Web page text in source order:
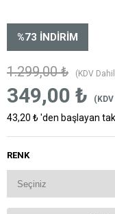
%73 İNDIRIM
1.299,00 ₺ (KDV
349,00 ₺
43,20 ₺'den başlayan
RENK